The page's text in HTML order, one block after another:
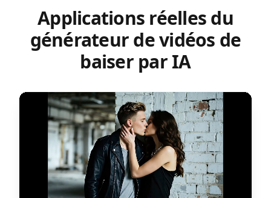
Applications réelles du
générateur de vidéos de
baiser par IA